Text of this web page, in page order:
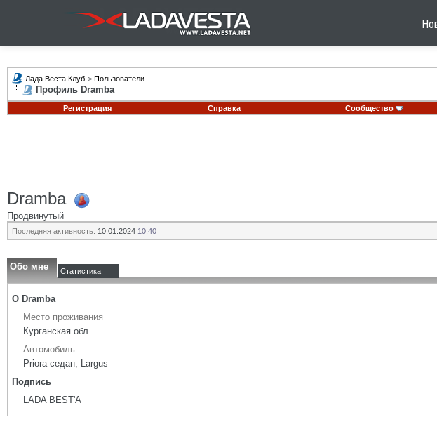
Лада Веста Клуб > Пользователи
Профиль Dramba
Регистрация
Справка Сообщество
Dramba
Продвинутый
Последняя активность: 10.01.2024 10:40
Обо мне Статистика
О Dramba
Место проживания
Курганская обл.
Автомобиль
Priora седан, Largus
Подпись
LADA ВЕSТ'А